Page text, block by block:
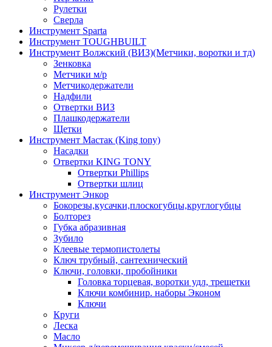
Рулетки
Сверла
Инструмент Sparta
Инструмент TOUGHBUILT
Инструмент Волжский (ВИЗ)(Метчики, воротки и тд)
Зенковка
Метчики м/р
Метчикодержатели
Надфили
Отвертки ВИЗ
Плашкодержатели
Щетки
Инструмент Мастак (King tony)
Насадки
Отвертки KING TONY
Отвертки Phillips
Отвертки шлиц
Инструмент Энкор
Бокорезы,кусачки,плоскогубцы,круглогубцы
Болторез
Губка абразивная
Зубило
Клеевые термопистолеты
Ключ трубный, сантехнический
Ключи, головки, пробойники
Головка торцевая, воротки удл, трещетки
Ключи комбинир. наборы Эконом
Ключи
Круги
Леска
Масло